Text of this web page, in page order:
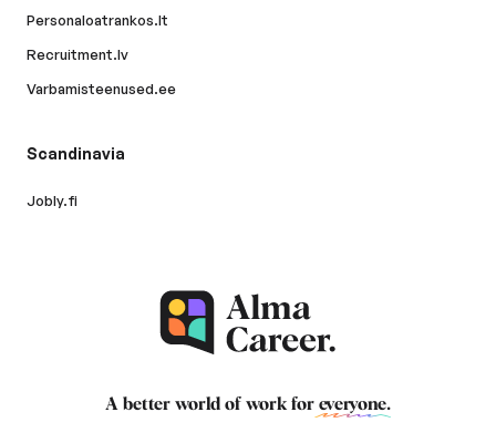
Personaloatrankos.lt
Recruitment.lv
Varbamisteenused.ee
Scandinavia
Jobly.fi
A better world of work for everyone.